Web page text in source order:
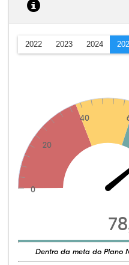
2022 2023 2024
0
20
40
Dentro da meta do Plano